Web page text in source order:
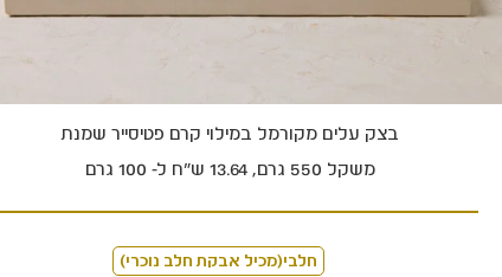
בצק עלים מקורמל במילוי קרם פטיסייר שמנת
משקל 550 גרם, 13.64 ש"ח ל- 100 גרם
חלבי(מכיל אבקת חלב נוכרי)